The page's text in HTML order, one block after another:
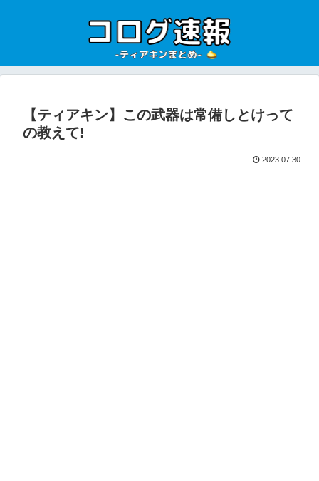
【ティアキン】この武器は常備しとけって
の教えて!
2023.07.30